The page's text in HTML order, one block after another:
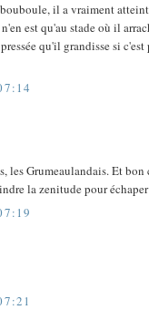
il a vraiment
est qu'au stade où il
qu'il grandisse si
les Grumeaulandais. Et
la zenitude pour